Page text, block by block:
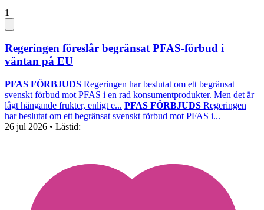
1
Regeringen föreslår begränsat PFAS-förbud i
väntan på EU
PFAS FÖRBJUDS Regeringen har beslutat om ett begränsat
svenskt förbud mot PFAS i en rad konsumentprodukter. Men det är
lågt hängande frukter, enligt e... PFAS FÖRBJUDS Regeringen
har beslutat om ett begränsat svenskt förbud mot PFAS i...
26 jul 2026 • Lästid: